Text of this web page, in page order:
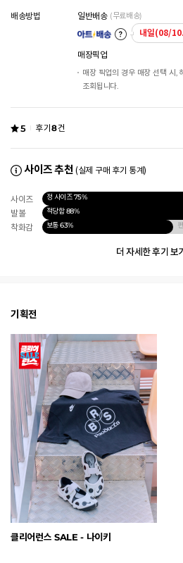
배송방법 일반배송 (무료배송)
내일(08/
매장픽업
매장 픽업의 경우 매장 선택 시,
조회됩니다.
5 후기8건
사이즈 추천 (실제 구매 후기 통계)
사이즈 정 사이즈75%
발볼 적당함88%
착화감 보통63%
더 자세한 후기 보
기획전
클리어런스 SALE - 나이키